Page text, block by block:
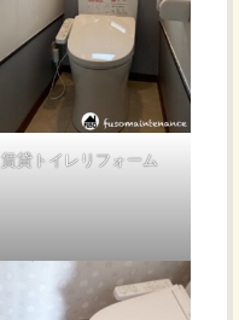
賃貸トイレリフォーム